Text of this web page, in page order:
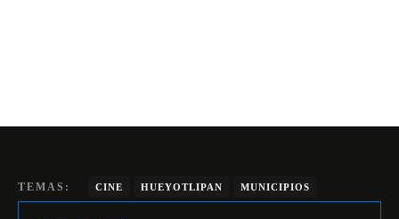
TEMAS: CINE HUEYOTLIPAN MUNICIPIOS